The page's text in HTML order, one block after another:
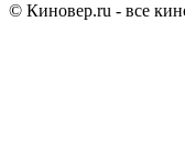
© Киновер.ru - все